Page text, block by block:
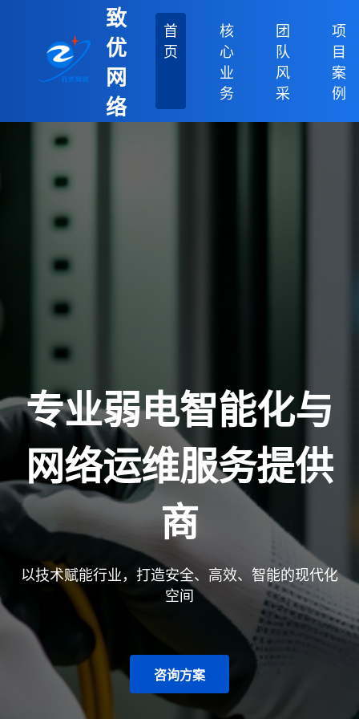
致
优
网
络
首
页
核
心
业
务
团
队
风
采
项
目
案
例
专业弱电智能化与
网络运维服务提供
商
以技术赋能行业，打造安全、高效、智能的现代化
空间
咨询方案